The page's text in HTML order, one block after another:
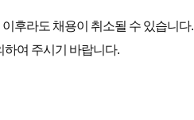
후라도 채용이 취소될 수 있습니다.
하여 주시기 바랍니다.